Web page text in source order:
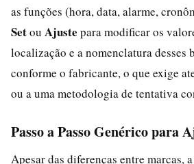
as funções (hora, data, alarme,
Setou Ajuste para modificar os
localização e a nomenclatura desses
conforme o fabricante, o que exige
ou a uma metodologia de tentativa
Passo a Passo Genérico para
Apesar das diferenças entre marcas,